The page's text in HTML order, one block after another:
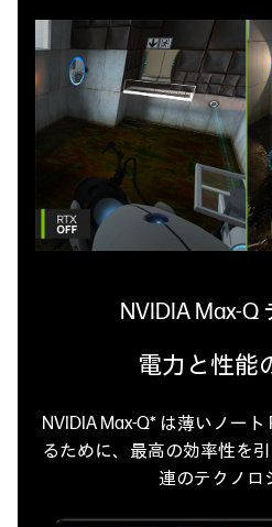
NVIDIA Max-Q
電力と性能
NVIDIA Max-Q* は薄いノー
るために、 最高の効率性を
連のテクノロ